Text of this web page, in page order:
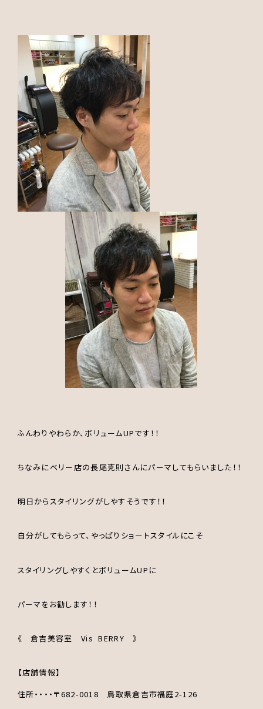
ふんわりやわらか、ボリュームUPです！！
ちなみにベリー店の長尾克則さんにパーマしてもらいました！！
明日からスタイリングがしやすそうです！！
自分がしてもらって、やっぱりショートスタイルにこそ
スタイリングしやすくとボリュームUPに
パーマをお勧します！！
《 倉吉美容室 Vis BERRY 》
【店舗情報】
住所・・・・〒682-0018 鳥取県倉吉市福庭2-126